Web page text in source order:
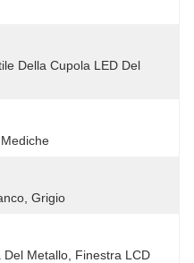
Della Cupola LED Del
Grigio
Metallo, Finestra LCD